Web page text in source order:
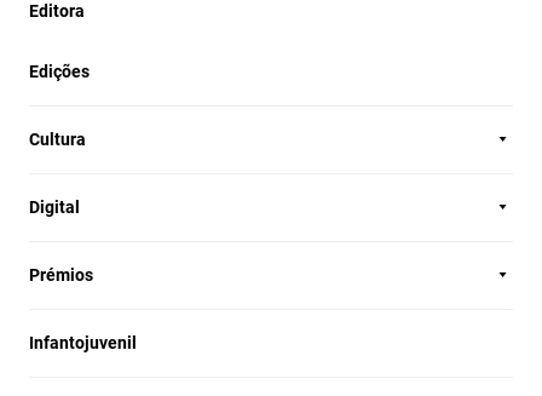
Editora
Edições
Cultura
Digital
Prémios
Infantojuvenil